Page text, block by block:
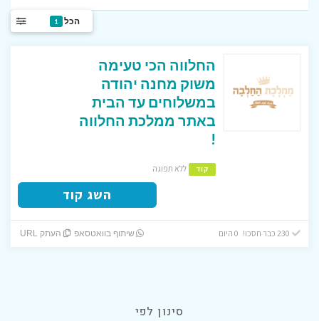
הכל 1
החלווה הכי טעימה
משוק מחנה יהודה
במשלוחים עד הבית
באתר ממלכת החלווה
!
קוד ללא תפוגה
השג קוד
שיתוף בוואטסאפ העתק URL
סינון לפי